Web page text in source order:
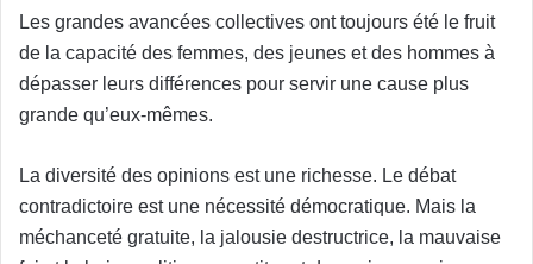
Les grandes avancées collectives ont toujours été le fruit
de la capacité des femmes, des jeunes et des hommes à
dépasser leurs différences pour servir une cause plus
grande qu’eux-mêmes.
La diversité des opinions est une richesse. Le débat
contradictoire est une nécessité démocratique. Mais la
méchanceté gratuite, la jalousie destructrice, la mauvaise